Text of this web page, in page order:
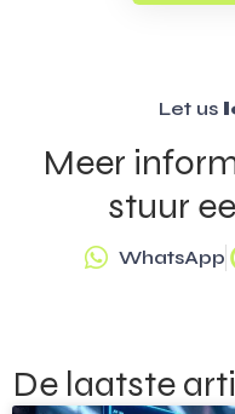
Let us
Meer
stuur
WhatsApp
De laatste